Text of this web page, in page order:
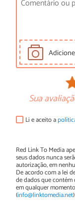
Sua
Li e aceito a
Red Link To Media
seus dados nunca
autorização, em
De acordo com a lei
de dados que contém
em qualquer
(info@linktomedia.net)